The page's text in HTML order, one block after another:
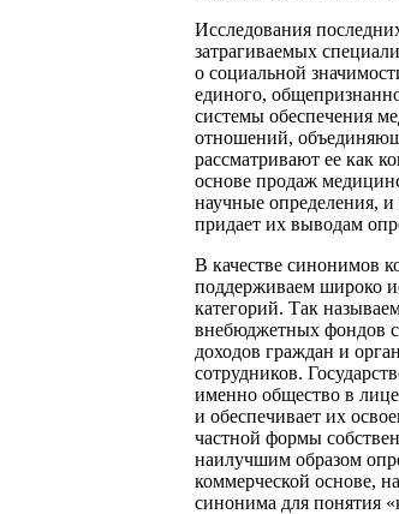
Исследования
затрагиваемых
о социальной
единого,
системы обеспечения
отношений,
рассматривают ее как
основе продаж
научные определения,
придает их выводам
В качестве синонимов
поддерживаем широко
категорий. Так
внебюджетных фондов
доходов граждан и
сотрудников.
именно общество в лице
и обеспечивает их
частной формы
наилучшим образом
коммерческой основе,
синонима для понятия